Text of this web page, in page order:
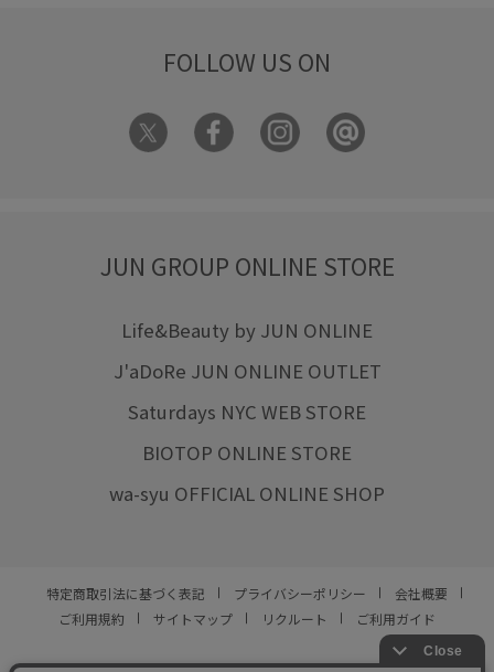
FOLLOW US ON
JUN GROUP ONLINE STORE
Life&Beauty by JUN ONLINE
J'aDoRe JUN ONLINE OUTLET
Saturdays NYC WEB STORE
BIOTOP ONLINE STORE
wa-syu OFFICIAL ONLINE SHOP
特定商取引法に基づく表記 プライバシーポリシー
会社概要
ご利用規約
サイトマップ リクルート ご利用ガイド